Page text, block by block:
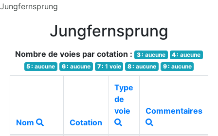
Jungfernsprung
Jungfernsprung
Nombre de voies par cotation : 3 : aucune 4 : aucune
5 : aucune 6 : aucune 7 : 1 voie 8 : aucune 9 : aucune
Nom Cotation
Type
de
voie
Commentaires